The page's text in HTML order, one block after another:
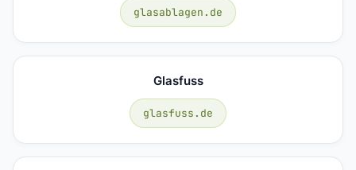
glasablagen.de
Glasfuss
glasfuss.de